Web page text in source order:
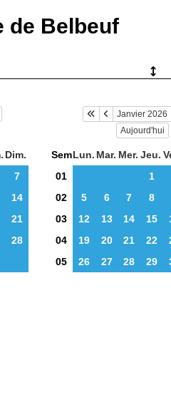
de Belbeuf
Dim.
7
14
21
28
Janvier 2026
Aujourd'hui
SemLun. Mar. Mer. Jeu.
01
1
02
5 6 7 8
03
12 13 14 15
04
19 20 21 22
05
26 27 28 29